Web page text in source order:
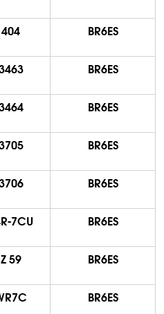
404 BR6ES
BR6ES
BR6ES
BR6ES
BR6ES
7CU BR6ES
Z 59 BR6ES
BR6ES